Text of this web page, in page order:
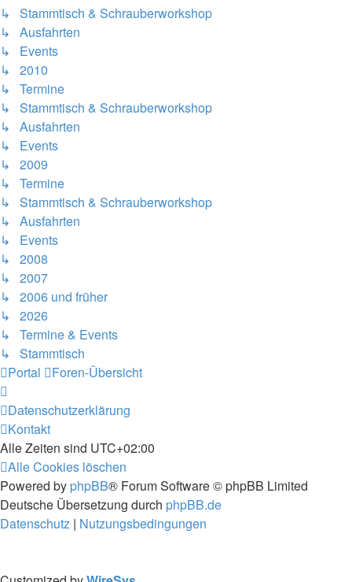
↳ Stammtisch & Schrauberworkshop
↳ Ausfahrten
↳ Events
↳ 2010
↳ Termine
↳ Stammtisch & Schrauberworkshop
↳ Ausfahrten
↳ Events
↳ 2009
↳ Termine
↳ Stammtisch & Schrauberworkshop
↳ Ausfahrten
↳ Events
↳ 2008
↳ 2007
↳ 2006 und früher
↳ 2026
↳ Termine & Events
↳ Stammtisch
Portal
Foren-Übersicht
Datenschutzerklärung
Kontakt
Alle Zeiten sind UTC+02:00
Alle Cookies löschen
Powered by phpBB® Forum Software © phpBB Limited
Deutsche Übersetzung durch phpBB.de
Datenschutz | Nutzungsbedingungen